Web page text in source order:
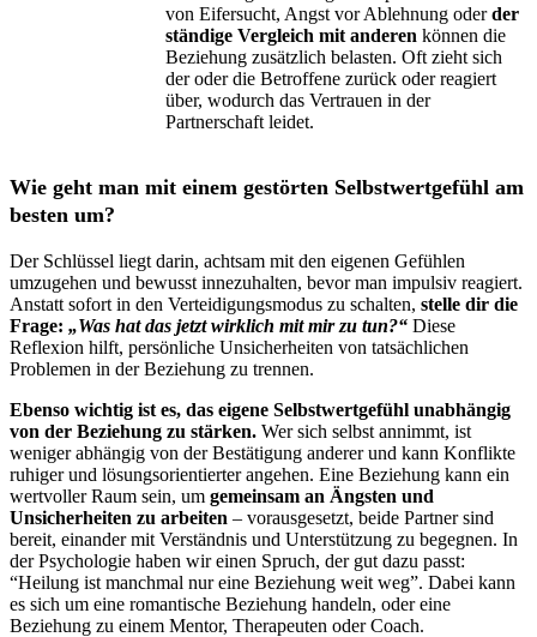
von Eifersucht, Angst vor Ablehnung oderder
ständige Vergleich mit anderen können die
Beziehung zusätzlich belasten. Oft zieht sich
der oder die Betroffene zurück oder reagiert
über, wodurch das Vertrauen in der
Partnerschaft leidet.
Wie geht man mit einem gestörten Selbstwertgefühl am
besten um?
Der Schlüssel liegt darin, achtsam mit den eigenen Gefühlen
umzugehen und bewusst innezuhalten, bevor man impulsiv reagiert.
Anstatt sofort in den Verteidigungsmodus zu schalten, stelle dir die
Frage: „Was hat das jetzt wirklich mit mir zu tun?“ Diese
Reflexion hilft, persönliche Unsicherheiten von tatsächlichen
Problemen in der Beziehung zu trennen.
Ebenso wichtig ist es, das eigene Selbstwertgefühl unabhängig
von der Beziehung zu stärken. Wer sich selbst annimmt, ist
weniger abhängig von der Bestätigung anderer und kann Konflikte
ruhiger und lösungsorientierter angehen. Eine Beziehung kann ein
wertvoller Raum sein, um gemeinsam an Ängsten und
Unsicherheiten zu arbeiten – vorausgesetzt, beide Partner sind
bereit, einander mit Verständnis und Unterstützung zu begegnen. In
der Psychologie haben wir einen Spruch, der gut dazu passt:
“Heilung ist manchmal nur eine Beziehung weit weg”. Dabei kann
es sich um eine romantische Beziehung handeln, oder eine
Beziehung zu einem Mentor, Therapeuten oder Coach.